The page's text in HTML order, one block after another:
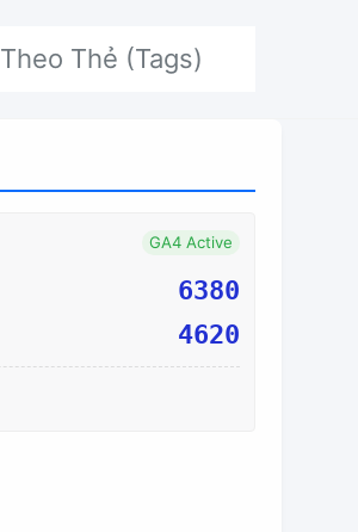
Theo Thẻ (Tags)
GA4 Active
6380
4620